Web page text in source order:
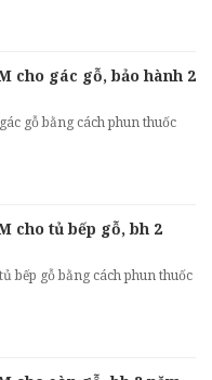
cho gác gỗ, bảo hành 2
gỗ bằng cách phun thuốc
cho tủ bếp gỗ, bh 2
bếp gỗ bằng cách phun thuốc